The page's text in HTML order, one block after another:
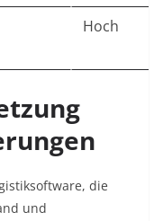
Hoch
die
und